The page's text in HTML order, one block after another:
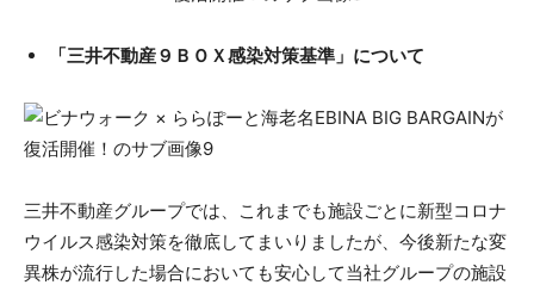
「三井不動産９ＢＯＸ感染対策基準」について
三井不動産グループでは、これまでも施設ごとに新型コロナ
ウイルス感染対策を徹底してまいりましたが、今後新たな変
異株が流行した場合においても安心して当社グループの施設